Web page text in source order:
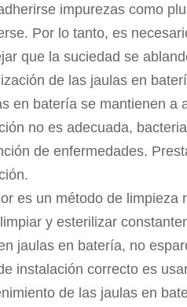
impurezas como
Por lo tanto, es
que la suciedad se
de las jaulas en
en batería se mantienen a
no es adecuada,
de enfermedades.
es un método de
y esterilizar
jaulas en batería, no
instalación correcto es
de las jaulas en